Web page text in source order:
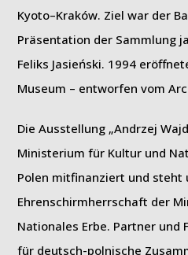
Kyoto–Kraków. Ziel war der
Präsentation der Sammlung
Feliks Jasieński. 1994
Museum – entworfen vom
Die Ausstellung „Andrzej
Ministerium für Kultur und
Polen mitfinanziert und steht
Ehrenschirmherrschaft der
Nationales Erbe. Partner und
für deutsch-polnische